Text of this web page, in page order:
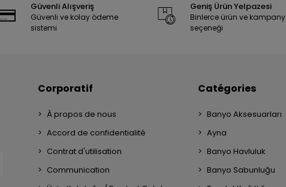
Güvenli Alışveriş
Güvenli ve kolay ödeme
sistemi
Geniş Ürün Yelpazesi
Binlerce ürün ve
seçeneği
Corporatif
À propos de nous
Accord de confidentialité
Contrat d'utilisation
Communication
Catégories
Banyo Aksesuarları
Ayna
Banyo Havluluk
Banyo Sabunluğu